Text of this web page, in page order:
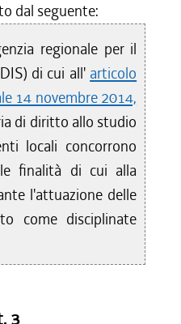
dal seguente:
regionale per il
di cui all' articolo
14 novembre 2014,
di diritto allo studio
locali concorrono
finalità di cui alla
l'attuazione delle
come disciplinate
3